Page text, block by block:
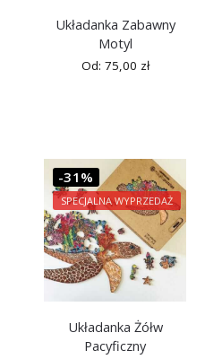
Układanka Zabawny
Motyl
Od: 75,00 zł
-31%
SPECJALNA WYPRZEDAŻ
Układanka Żółw
Pacyficzny